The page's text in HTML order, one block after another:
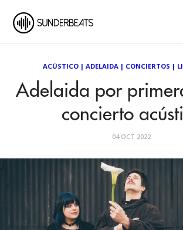
ACÚSTICO| ADELAIDA| CONCIERTOS |
Adelaida por
concierto
04 OCT 2022